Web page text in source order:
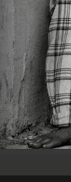
de nos
d'aider chaque